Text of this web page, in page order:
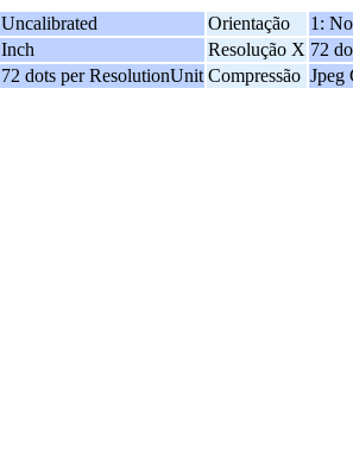
Uncalibrated Orientação
1:
Inch Resolução X 72
72 dots per ResolutionUnit Compressão Jpeg